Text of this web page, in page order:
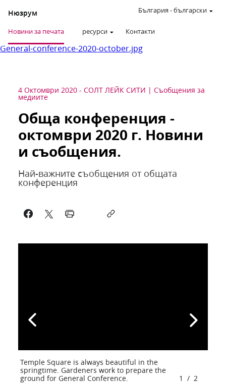
Нюзрум
Новини за печата ресурси Контакти
България -български
General-conference-2020-october.jpg
4 Октомври 2020 - СОЛТ ЛЕЙК СИТИ Съобщения за
медиите
Обща конференция -
октомври 2020 г. Новини
и съобщения.
Най-важните съобщения от общата
конференция
Temple Square is always beautiful in the
springtime. Gardeners work to prepare the
ground for General Conference.
1 / 2